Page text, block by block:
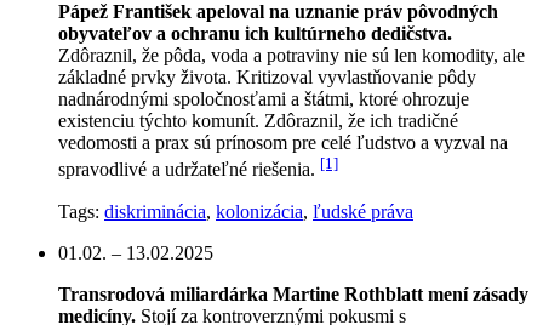
Pápež František apeloval na uznanie práv pôvodných
obyvateľov a ochranu ich kultúrneho dedičstva.
Zdôraznil, že pôda, voda a potraviny nie sú len komodity, ale
základné prvky života. Kritizoval vyvlastňovanie pôdy
nadnárodnými spoločnosťami a štátmi, ktoré ohrozuje
existenciu týchto komunít. Zdôraznil, že ich tradičné
vedomosti a prax sú prínosom pre celé ľudstvo a vyzval na
spravodlivé a udržateľné riešenia. [1]
Tags: diskriminácia, kolonizácia, ľudské práva
01.02. – 13.02.2025
Transrodová miliardárka Martine Rothblatt mení zásady
medicíny. Stojí za kontroverznými pokusmi s